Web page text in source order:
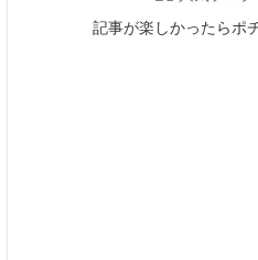
記事が楽しかったらポ